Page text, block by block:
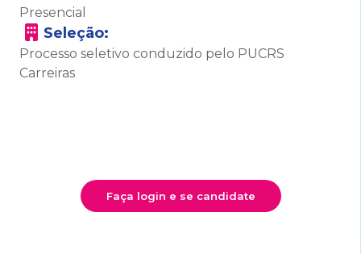
Presencial
Seleção:
Processo seletivo conduzido pelo PUCRS
Carreiras
Faça login e se candidate